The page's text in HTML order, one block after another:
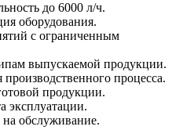
до 6000 л/ч.
оборудования.
с ограниченным
выпускаемой продукции.
процесса.
продукции.
эксплуатации.
обслуживание.